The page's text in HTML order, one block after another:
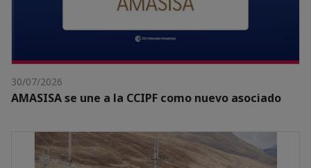
30/07/2026
AMASISA se une a la CCIPF como nuevo asociado